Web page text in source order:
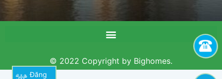
Đăng
© 2022 Copyright by Bighomes.